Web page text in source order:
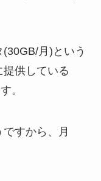
(30GB/月)という
供している
。
すから、月